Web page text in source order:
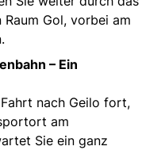
Gol, vorbei am
– Ein
nach Geilo fort,
am
Sie ein ganz